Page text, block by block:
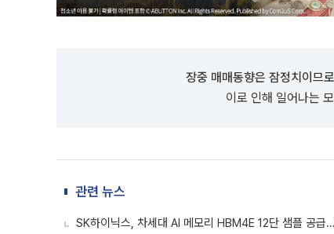
장중 매매동향은 잠정치이므
이로 인해 일어나는
관련 뉴스
SK하이닉스, 차세대 AI 메모리 HBM4E 12단 샘플 공급